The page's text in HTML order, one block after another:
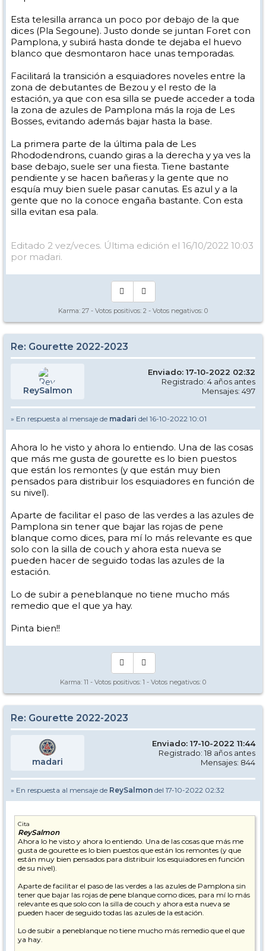
Esta telesilla arranca un poco por debajo de la que
dices (Pla Segoune). Justo donde se juntan Foret con
Pamplona, y subirá hasta donde te dejaba el huevo
blanco que desmontaron hace unas temporadas.
Facilitará la transición a esquiadores noveles entre la
zona de debutantes de Bezou y el resto de la
estación, ya que con esa silla se puede acceder a toda
la zona de azules de Pamplona más la roja de Les
Bosses, evitando además bajar hasta la base.
La primera parte de la última pala de Les
Rhododendrons, cuando giras a la derecha y ya ves la
base debajo, suele ser una fiesta. Tiene bastante
pendiente y se hacen bañeras y la gente que no
esquía muy bien suele pasar canutas. Es azul y a la
gente que no la conoce engaña bastante. Con esta
silla evitan esa pala.
Editado 2 vez/veces. Última edición el 16/10/2022 10:03
por madari.
Karma: 27 - Votos positivos: 2 - Votos negativos: 0
Re: Gourette 2022-2023
ReySalmon
Enviado: 17-10-2022 02:32
Registrado: 4 años antes
Mensajes: 497
» En respuesta al mensaje de madari del 16-10-2022 10:01
Ahora lo he visto y ahora lo entiendo. Una de las cosas
que más me gusta de gourette es lo bien puestos
que están los remontes (y que están muy bien
pensados para distribuir los esquiadores en función de
su nivel).
Aparte de facilitar el paso de las verdes a las azules de
Pamplona sin tener que bajar las rojas de pene
blanque como dices, para mí lo más relevante es que
solo con la silla de couch y ahora esta nueva se
pueden hacer de seguido todas las azules de la
estación.
Lo de subir a peneblanque no tiene mucho más
remedio que el que ya hay.
Pinta bien!!
Karma: 11 - Votos positivos: 1 - Votos negativos: 0
Re: Gourette 2022-2023
madari
Enviado: 17-10-2022 11:44
Registrado: 18 años antes
Mensajes: 844
» En respuesta al mensaje de ReySalmon del 17-10-2022 02:32
Cita
ReySalmon
Ahora lo he visto y ahora lo entiendo. Una de las cosas que más me
gusta de gourette es lo bien puestos que están los remontes (y que
están muy bien pensados para distribuir los esquiadores en función
de su nivel).
Aparte de facilitar el paso de las verdes a las azules de Pamplona sin
tener que bajar las rojas de pene blanque como dices, para mí lo más
relevante es que solo con la silla de couch y ahora esta nueva se
pueden hacer de seguido todas las azules de la estación.
Lo de subir a peneblanque no tiene mucho más remedio que el que
ya hay.